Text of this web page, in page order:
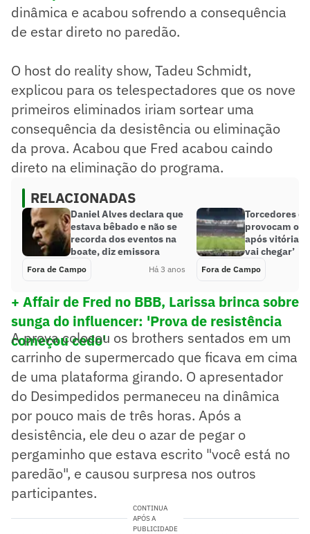
dinâmica e acabou sofrendo a consequência
de estar direto no paredão.
O host do reality show, Tadeu Schmidt,
explicou para os telespectadores que os nove
primeiros eliminados iriam sortear uma
consequência da desistência ou eliminação
da prova. Acabou que Fred acabou caindo
direto na eliminação do programa.
RELACIONADAS
Daniel Alves declara que
estava bêbado e não se
recorda dos eventos na
boate, diz emissora
Fora de Campo Há 3 anos
Torcedores
provocam o
após vitória:
vai chegar’
Fora de Campo
+ Affair de Fred no BBB, Larissa brinca sobre
sunga do influencer: 'Prova de resistência
começou cedo'
A prova colocou os brothers sentados em um
carrinho de supermercado que ficava em cima
de uma plataforma girando. O apresentador
do Desimpedidos permaneceu na dinâmica
por pouco mais de três horas. Após a
desistência, ele deu o azar de pegar o
pergaminho que estava escrito "você está no
paredão", e causou surpresa nos outros
participantes.
CONTINUA
APÓS A
PUBLICIDADE